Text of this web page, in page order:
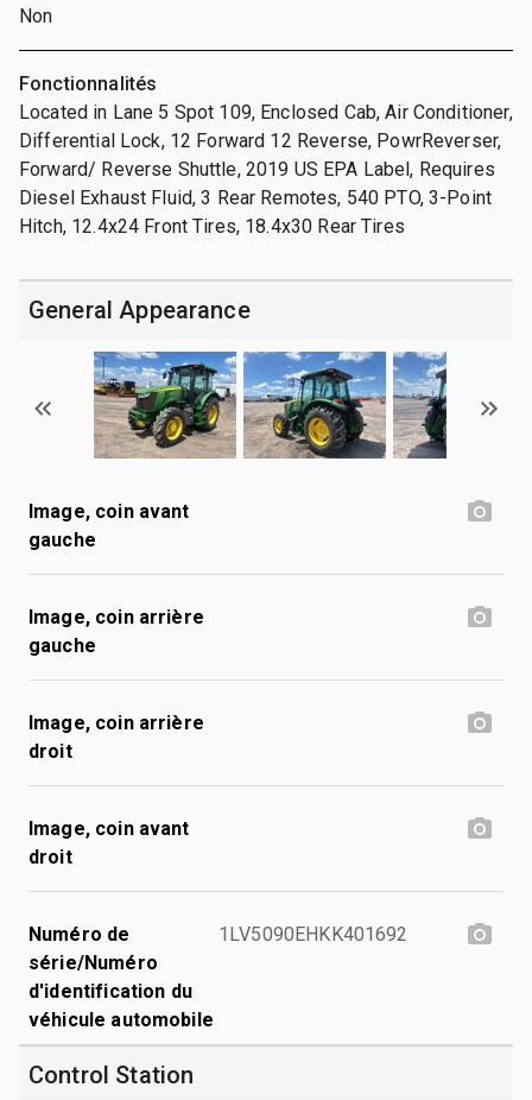
Non
Fonctionnalités
Located in Lane 5 Spot 109, Enclosed Cab, Air Conditioner,
Differential Lock, 12 Forward 12 Reverse, PowrReverser,
Forward/ Reverse Shuttle, 2019 US EPA Label, Requires
Diesel Exhaust Fluid, 3 Rear Remotes, 540 PTO, 3-Point
Hitch, 12.4x24 Front Tires, 18.4x30 Rear Tires
General Appearance
Image, coin avant
gauche
Image, coin arrière
gauche
Image, coin arrière
droit
Image, coin avant
droit
Numéro de
série/Numéro
d'identification du
véhicule automobile
1LV5090EHKK401692
Control Station